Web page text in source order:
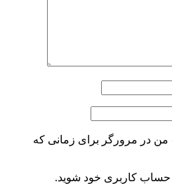
من در مرورگر برای زمانی که
حساب کاربری خود شوید.